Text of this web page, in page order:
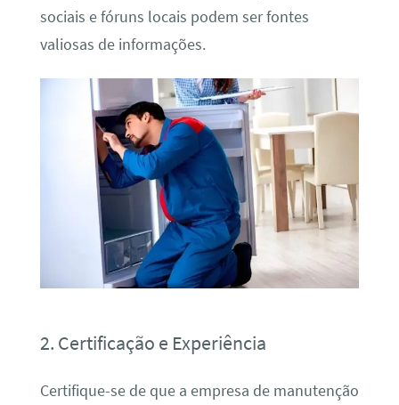
sociais e fóruns locais podem ser fontes
valiosas de informações.
2. Certificação e Experiência
Certifique-se de que a empresa de manutenção